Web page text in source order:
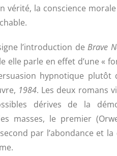
vérité, la conscience
l’introduction deBrave
elle parle en effet d’une «
hypnotique
1984. Les deux romans
dérives de la
masses, le premier
par l’abondance et